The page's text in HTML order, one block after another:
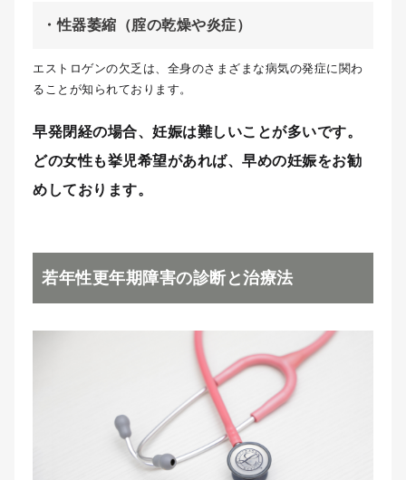
・性器萎縮（腟の乾燥や炎症）
エストロゲンの欠乏は、全身のさまざまな病気の発症に関わ
ることが知られております。
早発閉経の場合、妊娠は難しいことが多いです。
どの女性も挙児希望があれば、早めの妊娠をお勧
めしております。
若年性更年期障害の診断と治療法